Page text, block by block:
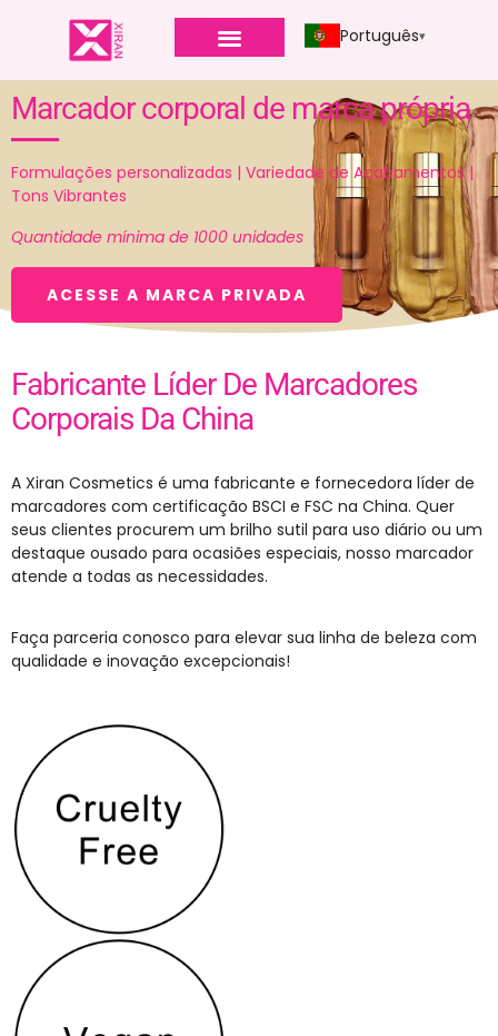
Português
Marcador corporal de marca própria
Formulações personalizadas | Variedade de Acabamentos |
Tons Vibrantes
Quantidade mínima de 1000 unidades
ACESSE A MARCA PRIVADA
Fabricante Líder De Marcadores
Corporais Da China
A Xiran Cosmetics é uma fabricante e fornecedora líder de
marcadores com certificação BSCI e FSC na China. Quer
seus clientes procurem um brilho sutil para uso diário ou um
destaque ousado para ocasiões especiais, nosso marcador
atende a todas as necessidades.
Faça parceria conosco para elevar sua linha de beleza com
qualidade e inovação excepcionais!